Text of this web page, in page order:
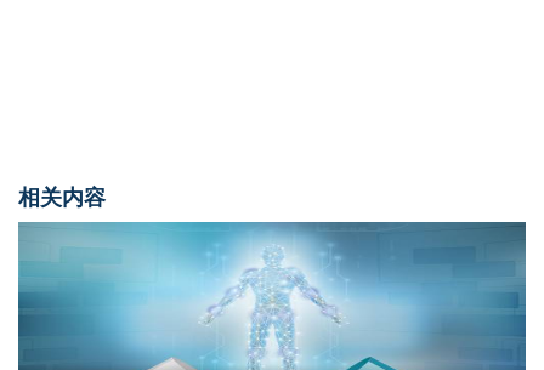
相关内容